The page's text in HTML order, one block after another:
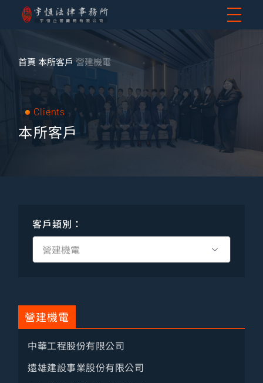
首頁 本所客戶 營建機電
Clients
本所客戶
客戶類別：
營建機電
光電半導體
電子零組件
機械製造
營建機電
中華工程股份有限公司
遠雄建設事業股份有限公司